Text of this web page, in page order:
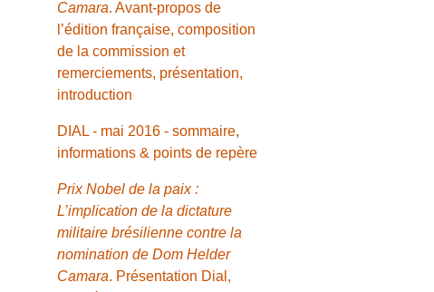
Camara. Avant-propos de
l’édition française, composition
de la commission et
remerciements, présentation,
introduction
DIAL - mai 2016 - sommaire,
informations & points de repère
Prix Nobel de la paix :
L’implication de la dictature
militaire brésilienne contre la
nomination de Dom Helder
Camara. Présentation Dial,